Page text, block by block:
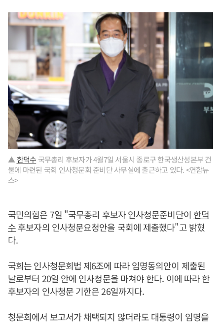
▲한덕수 국무총리 후보자가 4월7일 서울시 종로구 한국생산성본부 건
물에 마련된 국회 인사청문회 준비단 사무실에 출근하고 있다. <연합뉴
스>
국민의힘은 7일 "국무총리 후보자 인사청문준비단이 한덕
수후보자의 인사청문요청안을 국회에 제출했다"고 밝혔
다.
국회는 인사청문회법 제6조에 따라 임명동의안이 제출된
날로부터 20일 안에 인사청문을 마쳐야 한다. 이에 따라 한
후보자의 인사청문 기한은 26일까지다.
청문회에서 보고서가 채택되지 않더라도 대통령이 임명을